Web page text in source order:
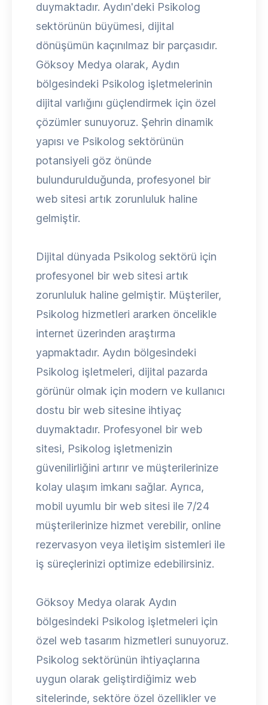
duymaktadır. Aydın'deki Psikolog
sektörünün büyümesi, dijital
dönüşümün kaçınılmaz bir parçasıdır.
Göksoy Medya olarak, Aydın
bölgesindeki Psikolog işletmelerinin
dijital varlığını güçlendirmek için özel
çözümler sunuyoruz. Şehrin dinamik
yapısı ve Psikolog sektörünün
potansiyeli göz önünde
bulundurulduğunda, profesyonel bir
web sitesi artık zorunluluk haline
gelmiştir.
Dijital dünyada Psikolog sektörü için
profesyonel bir web sitesi artık
zorunluluk haline gelmiştir. Müşteriler,
Psikolog hizmetleri ararken öncelikle
internet üzerinden araştırma
yapmaktadır. Aydın bölgesindeki
Psikolog işletmeleri, dijital pazarda
görünür olmak için modern ve kullanıcı
dostu bir web sitesine ihtiyaç
duymaktadır. Profesyonel bir web
sitesi, Psikolog işletmenizin
güvenilirliğini artırır ve müşterilerinize
kolay ulaşım imkanı sağlar. Ayrıca,
mobil uyumlu bir web sitesi ile 7/24
müşterilerinize hizmet verebilir, online
rezervasyon veya iletişim sistemleri ile
iş süreçlerinizi optimize edebilirsiniz.
Göksoy Medya olarak Aydın
bölgesindeki Psikolog işletmeleri için
özel web tasarım hizmetleri sunuyoruz.
Psikolog sektörünün ihtiyaçlarına
uygun olarak geliştirdiğimiz web
sitelerinde, sektöre özel özellikler ve